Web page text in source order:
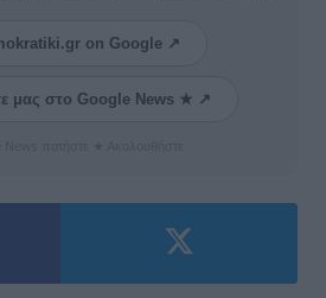
on Google ↗
μας στο Google News ★ ↗